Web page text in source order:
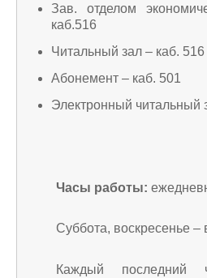
Зав. отделом
каб.516
Читальный зал – каб. 516
Абонемент – каб. 501
Электронный читальный
Часы работы:
Суббота, воскресенье –
Каждый последний